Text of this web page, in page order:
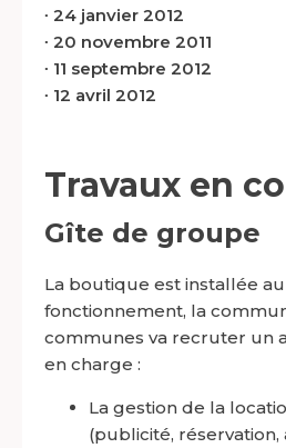
∙ 24 janvier 2012
∙ 20 novembre 2011
∙ 11 septembre 2012
∙ 12 avril 2012
Travaux en
Gîte de groupe
La boutique est installée
fonctionnement, la
communes va recruter un
en charge :
La gestion de la
(publicité, réservation,